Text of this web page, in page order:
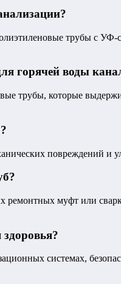
трубы с
горячей воды
трубы, которые
повреждений и
муфт или
системах,